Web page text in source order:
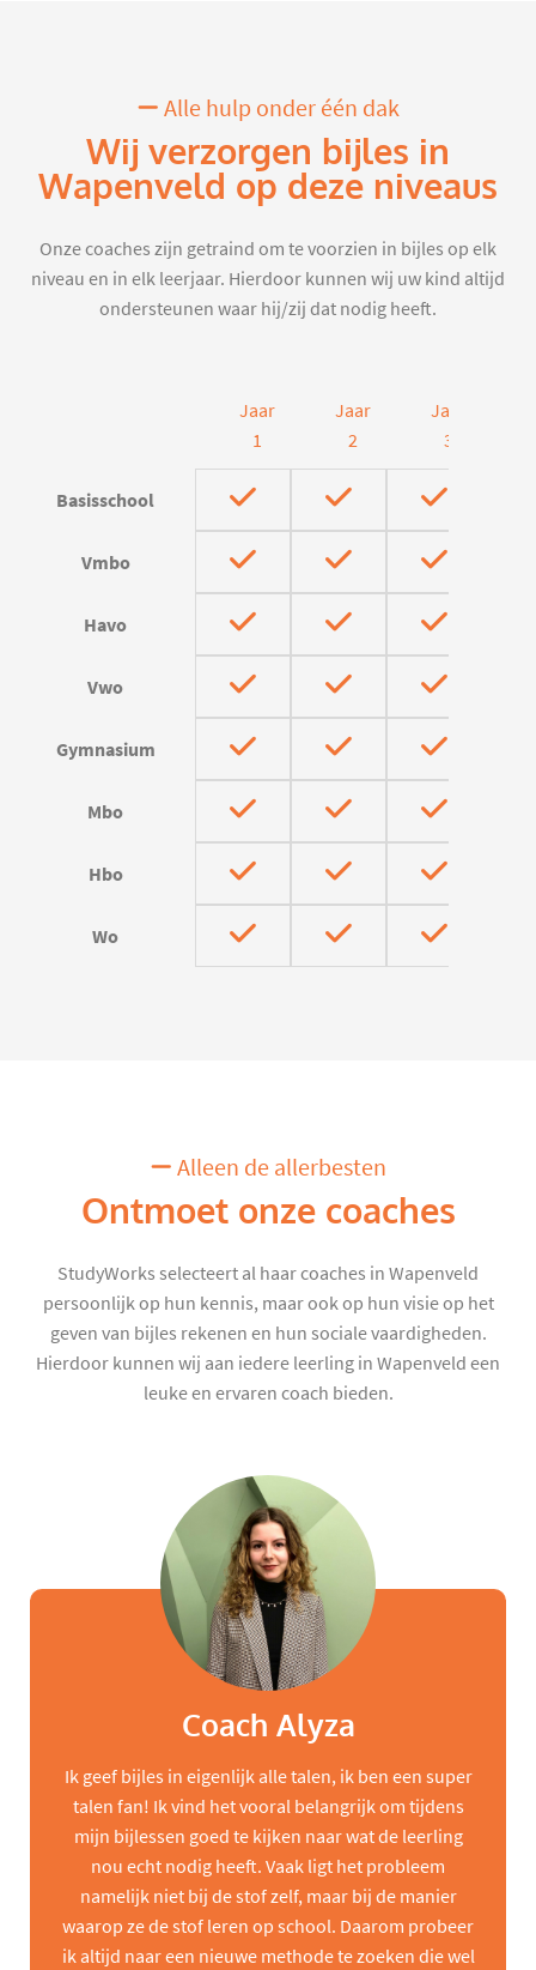
Alle hulp onder één dak
Wij verzorgen bijles in
Wapenveld op deze niveaus
Onze coaches zijn getraind om te voorzien in bijles op elk
niveau en in elk leerjaar. Hierdoor kunnen wij uw kind altijd
ondersteunen waar hij/zij dat nodig heeft.
Jaar
1
Jaar
2
Jaar
3
Basisschool
Vmbo
Havo
Vwo
Gymnasium
Mbo
Hbo
Wo
Alleen de allerbesten
Ontmoet onze coaches
StudyWorks selecteert al haar coaches in Wapenveld
persoonlijk op hun kennis, maar ook op hun visie op het
geven van bijles rekenen en hun sociale vaardigheden.
Hierdoor kunnen wij aan iedere leerling in Wapenveld een
leuke en ervaren coach bieden.
Coach Alyza
Ik geef bijles in eigenlijk alle talen, ik ben een super
talen fan! Ik vind het vooral belangrijk om tijdens
mijn bijlessen goed te kijken naar wat de leerling
nou echt nodig heeft. Vaak ligt het probleem
namelijk niet bij de stof zelf, maar bij de manier
waarop ze de stof leren op school. Daarom probeer
ik altijd naar een nieuwe methode te zoeken die wel